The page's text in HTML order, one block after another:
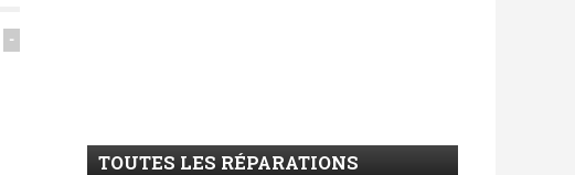
-
TOUTES LES RÉPARATIONS